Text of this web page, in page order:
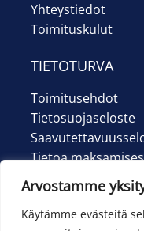
Arvostamme
Käytämme evästeitä
Yhteystiedot
Toimituskulut
TIETOTURVA
Toimitusehdot
Tietosuojaseloste
Tietoa